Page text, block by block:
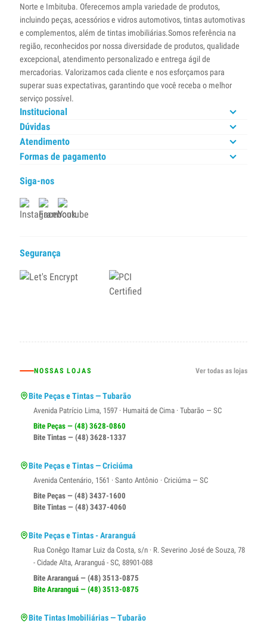
Norte e Imbituba. Oferecemos ampla variedade de produtos,
incluindo peças, acessórios e vidros automotivos, tintas automotivas
e complementos, além de tintas imobiliárias.Somos referência na
região, reconhecidos por nossa diversidade de produtos, qualidade
excepcional, atendimento personalizado e entrega ágil de
mercadorias. Valorizamos cada cliente e nos esforçamos para
superar suas expectativas, garantindo que você receba o melhor
serviço possível.
Institucional
Dúvidas
Atendimento
Formas de pagamento
Siga-nos
Segurança
NOSSAS LOJAS Ver todas as lojas
Bite Peças e Tintas — Tubarão
Avenida Patrício Lima, 1597 · Humaitá de Cima · Tubarão — SC
Bite Peças — (48) 3628-0860
Bite Tintas — (48) 3628-1337
Bite Peças e Tintas — Criciúma
Avenida Centenário, 1561 · Santo Antônio · Criciúma — SC
Bite Peças — (48) 3437-1600
Bite Tintas — (48) 3437-4060
Bite Peças e Tintas - Araranguá
Rua Conêgo Itamar Luiz da Costa, s/n · R. Severino José de Souza, 78
- Cidade Alta, Araranguá - SC, 88901-088
Bite Araranguá — (48) 3513-0875
Bite Araranguá — (48) 3513-0875
Bite Tintas Imobiliárias — Tubarão